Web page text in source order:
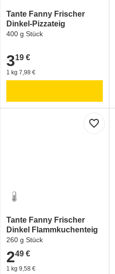
Tante Fanny Frischer
Dinkel-Pizzateig
400 g Stück
3,19 €
319 €
1 kg 7,98 €
favorite_border
Tante Fanny Frischer
Dinkel Flammkuchenteig
260 g Stück
2,49 €
249 €
1 kg 9,58 €